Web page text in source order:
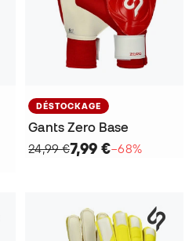
DÉSTOCKAGE
Gants Zero Base
24,99 €7,99 €−68%